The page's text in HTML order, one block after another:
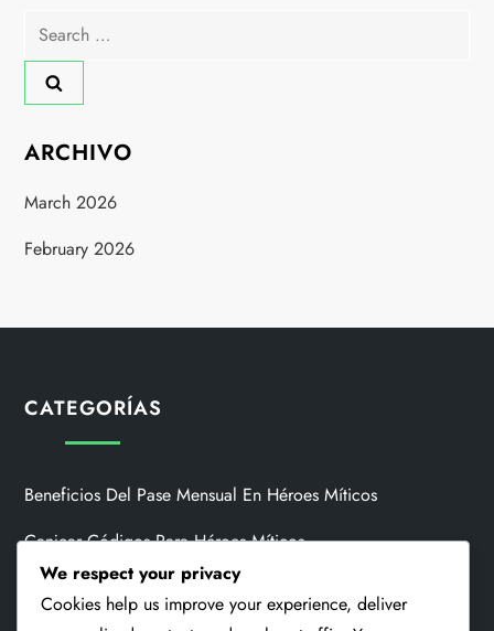
Search
ARCHIVO
March 2026
February 2026
CATEGORÍAS
Beneficios Del Pase Mensual En Héroes Míticos
Canjear Códigos Para Héroes Míticos
Premios Por Hitos De Invocación De Eventos
We respect your privacy
Cookies help us improve your experience, deliver